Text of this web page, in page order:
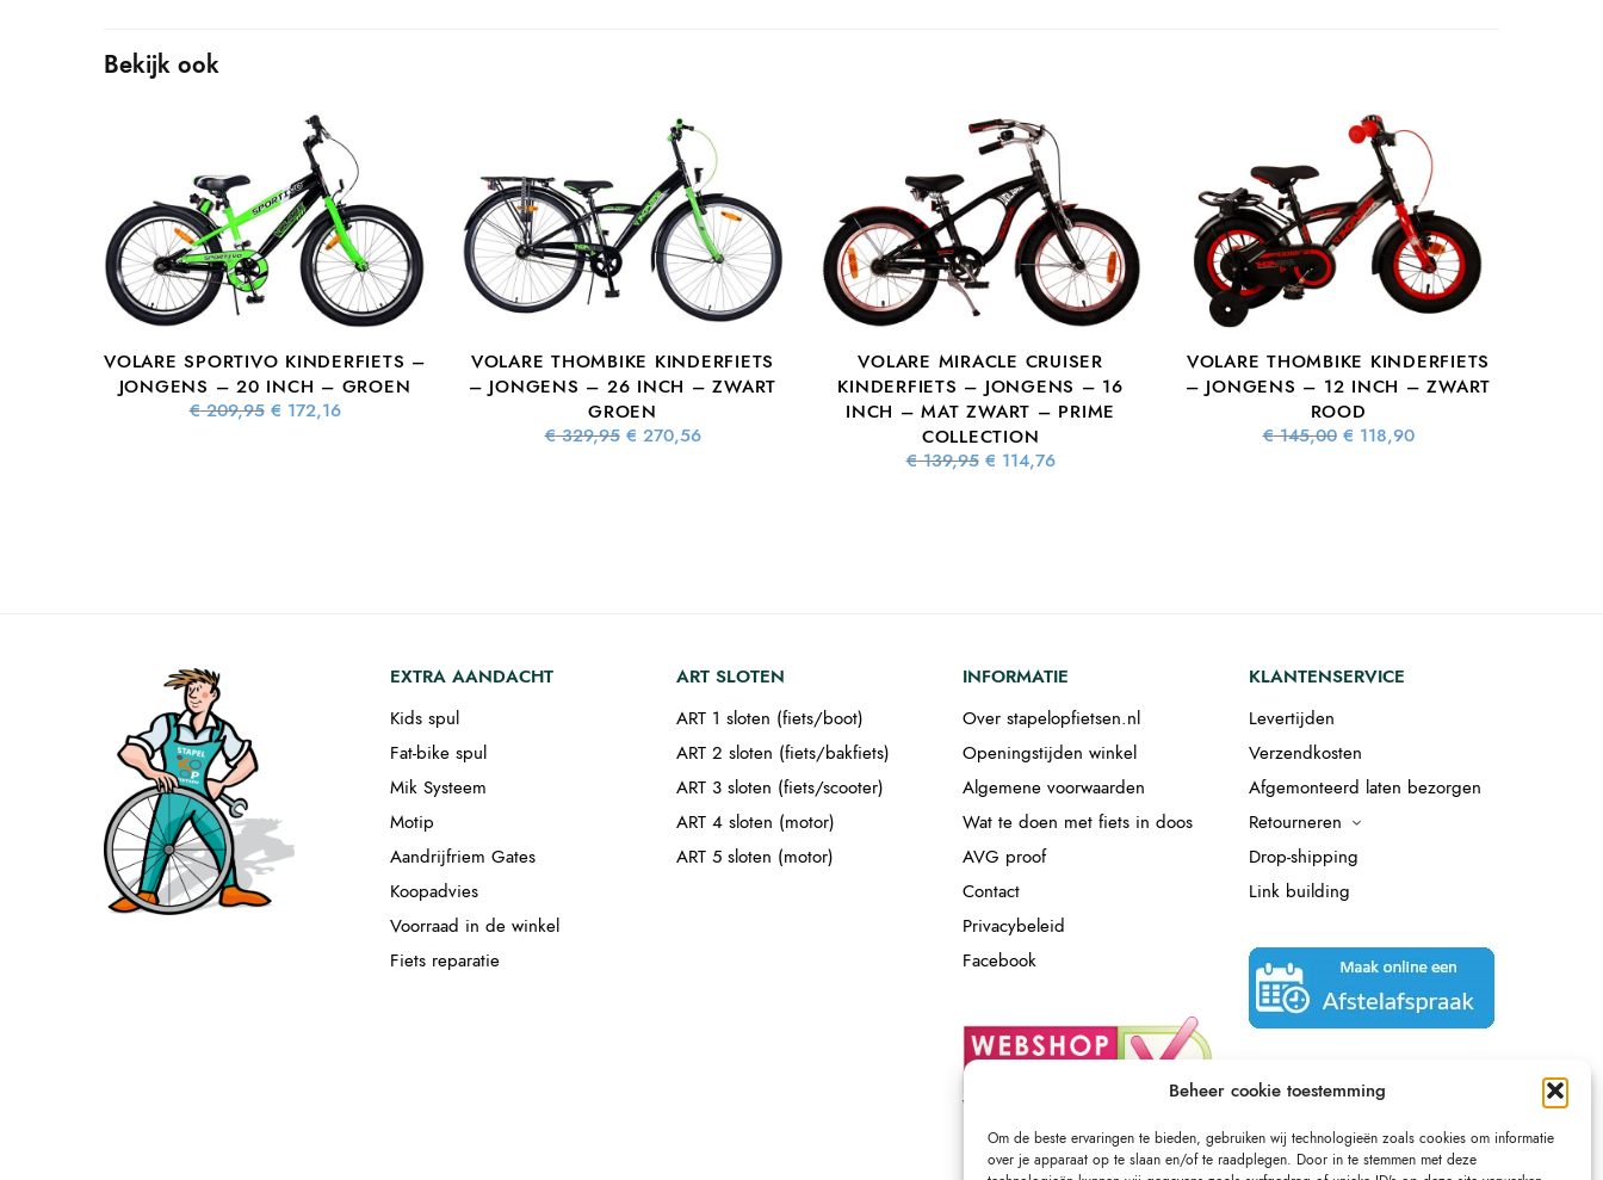
Beheer cookie toestemming
Om de beste ervaringen te bieden, gebruiken wij technologieën zoals cookies om informatie
over je apparaat op te slaan en/of te raadplegen. Door in te stemmen met deze
Bekijk ook
VOLARE SPORTIVO KINDERFIETS –
JONGENS – 20 INCH – GROEN
€209,95 Oorspronkelijke
prijs was:
€ 172,16
VOLARE THOMBIKE KINDERFIETS
– JONGENS – 26 INCH – ZWART
GROEN
€329,95 Oorspronkelijke
prijs was:
€ 270,56
VOLARE MIRACLE CRUISER
KINDERFIETS – JONGENS – 16
INCH – MAT ZWART – PRIME
COLLECTION
€139,95 Oorspronkelijke
prijs was:
€ 114,76
VOLARE THOMBIKE KINDERFIETS
– JONGENS – 12 INCH – ZWART
ROOD
€145,00 Oorspronkelijke
prijs was:
€ 118,90
EXTRA AANDACHT
Kids spul
Fat-bike spul
Mik Systeem
Motip
Aandrijfriem Gates
Koopadvies
Voorraad in de winkel
Fiets reparatie
ART SLOTEN
ART 1 sloten (fiets/boot)
ART 2 sloten (fiets/bakfiets)
ART 3 sloten (fiets/scooter)
ART 4 sloten (motor)
ART 5 sloten (motor)
INFORMATIE
Over stapelopfietsen.nl
Openingstijden winkel
Algemene voorwaarden
Wat te doen met fiets in doos
AVG proof
Contact
Privacybeleid
Facebook
KLANTENSERVICE
Levertijden
Verzendkosten
Afgemonteerd laten bezorgen
Retourneren
Drop-shipping
Link building